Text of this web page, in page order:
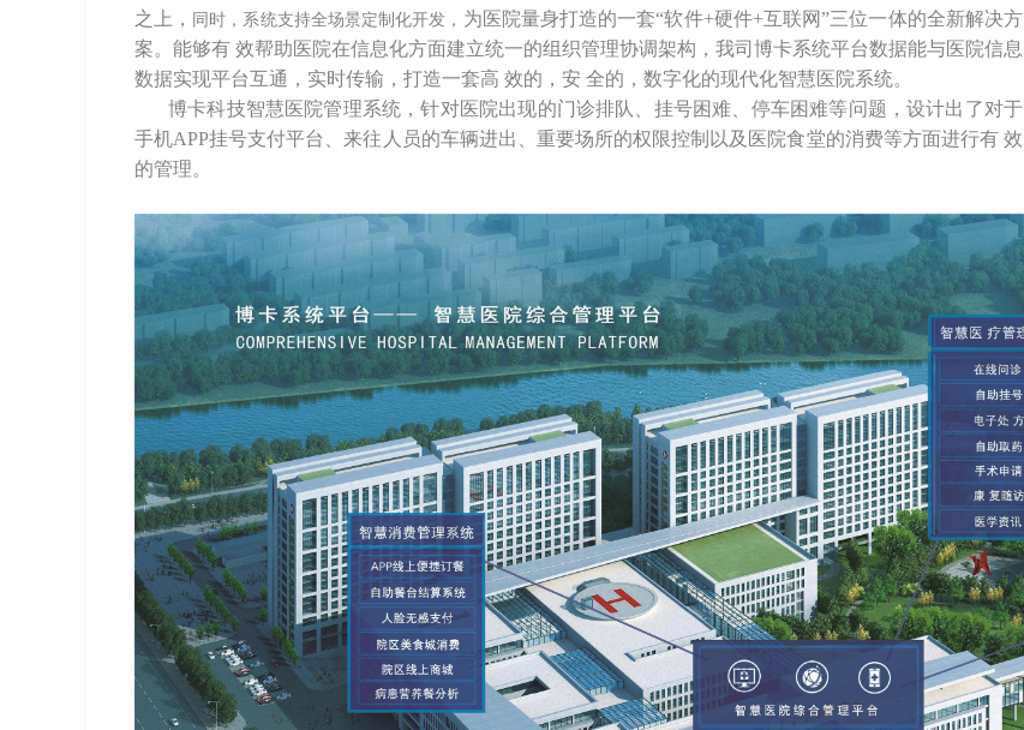
之上，
同时，系统支持全场景定制化开发， 为医院量身打造的一套“软件+硬件+互联网”三位一体的全新解决方
案。能够有 效帮助医院在信息化方面建立统一的组织管理协调架构，我司博卡系统平台数据能与医院信息
数据实现平台互通，实时传输，打造一套高 效的，安 全的，数字化的现代化智慧医院系统。
博卡科技智慧医院管理系统，针对医院出现的门诊排队、挂号困难、停车困难等问题，设计出了对于
手机APP挂号支付平台、来往人员的车辆进出、重要场所的权限控制以及医院食堂的消费等方面进行有 效
的管理。